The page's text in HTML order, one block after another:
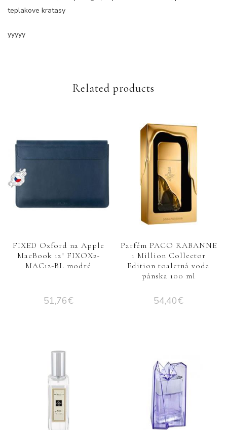
teplakove kratasy
yyyyy
Related products
FIXED Oxford na Apple
MacBook 12″ FIXOX2-
MAC12-BL modré
51,76€
Parfém PACO RABANNE
1 Million Collector
Edition toaletná voda
pánska 100 ml
54,40€